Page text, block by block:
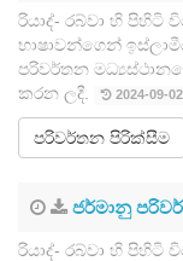
රියාද්- රබ්වා හි
භාෂාවන්ගෙන්
පරිවර්තන
කරන ලදී.
2024-09-
පරිවර්තන පිරික්සීම
ජර්මානු
රියාද්- රබ්වා හි